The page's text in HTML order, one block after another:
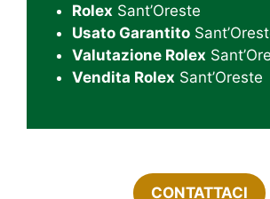
Rolex Sant’Oreste
Usato Garantito
Valutazione Rolex
Vendita Rolex Sant’Oreste
CONTATTACI